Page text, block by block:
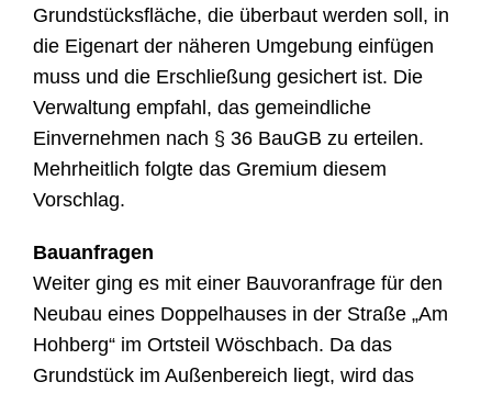
Grundstücksfläche, die überbaut werden soll, in
die Eigenart der näheren Umgebung einfügen
muss und die Erschließung gesichert ist. Die
Verwaltung empfahl, das gemeindliche
Einvernehmen nach § 36 BauGB zu erteilen.
Mehrheitlich folgte das Gremium diesem
Vorschlag.
Bauanfragen
Weiter ging es mit einer Bauvoranfrage für den
Neubau eines Doppelhauses in der Straße „Am
Hohberg“ im Ortsteil Wöschbach. Da das
Grundstück im Außenbereich liegt, wird das